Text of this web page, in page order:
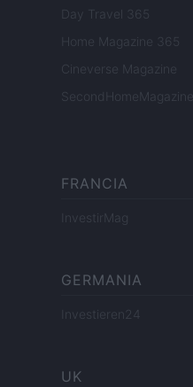
Day Travel 365
Home Magazine 365
Cineverse Magazine
SecondHomeMagazine
FRANCIA
InvestirMag
GERMANIA
Investieren24
UK